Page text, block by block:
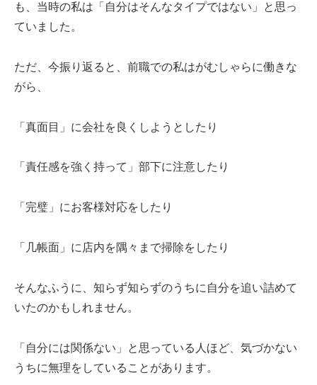
も、当時の私は「自分はそんなタイプではない」と思っ
ていました。
ただ、今振り返ると、前職での私はがむしゃらに働きな
がら、
「真面目」に会社を良くしようとしたり
「責任感を強く持って」部下に注意したり
「完璧」にお客様対応をしたり
「几帳面」に店内を隅々まで掃除をしたり
そんなふうに、知らず知らずのうちに自分を追い詰めて
いたのかもしれません。
「自分には関係ない」と思っている人ほど、気づかない
うちに無理をしていることがあります。